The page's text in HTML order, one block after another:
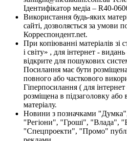
Ідентифікатор медіа – R40-
Використання будь-яких
сайті, дозволяється за умови
Корреспондент.net.
При копіюванні матеріалів
і світу» , для інтернет -
відкрите для пошукових
Посилання має бути
повного або часткового
Гіперпосилання ( для
розміщена в підзаголовку або
матеріалу.
Новини з позначками
"Регіони", "Гроші", "Влада",
"Спецпроекти", "Промо"